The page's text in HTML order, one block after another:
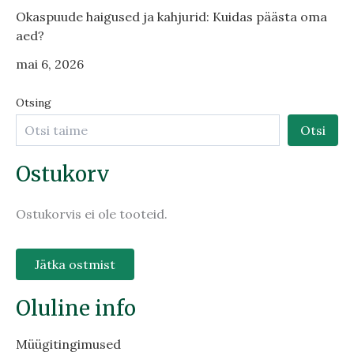
Okaspuude haigused ja kahjurid: Kuidas päästa oma
aed?
mai 6, 2026
Otsing
Otsi
Ostukorv
Ostukorvis ei ole tooteid.
Jätka ostmist
Oluline info
Müügitingimused